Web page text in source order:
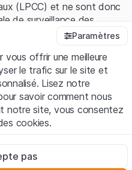
(LPCC) et ne sont donc
de surveillance des
auprès de la
prévue par la LPCC.
juridiques
Securities AG (ci-après
vous avez compris et que
les notes
d'utilisation, veuillez-
Paramètres
vous offrir une meilleure
le trafic sur le site et
Lisez notre
savoir comment nous
notre site, vous consentez
cookies.
fonctionnement du site
pas